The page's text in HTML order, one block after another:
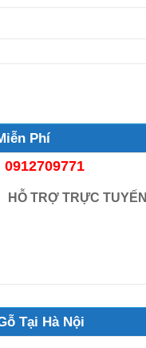
Phí
0912709771
HỖ TRỢ TRỰC TUYẾN
Tại Hà Nội